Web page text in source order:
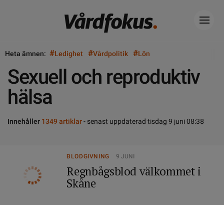
Heta ämnen: #Ledighet #Vårdpolitik #Lön
Sexuell och reproduktiv
hälsa
Innehåller 1349 artiklar- senast uppdaterad tisdag 9 juni 08:38
BLODGIVNING 9 JUNI
Regnbågsblod välkommet i
Skåne